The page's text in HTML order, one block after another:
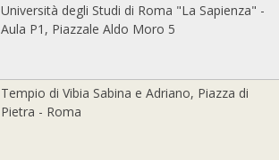
Università degli Studi di Roma "La Sapienza" -
Aula P1, Piazzale Aldo Moro 5
Tempio di Vibia Sabina e Adriano, Piazza di
Pietra - Roma